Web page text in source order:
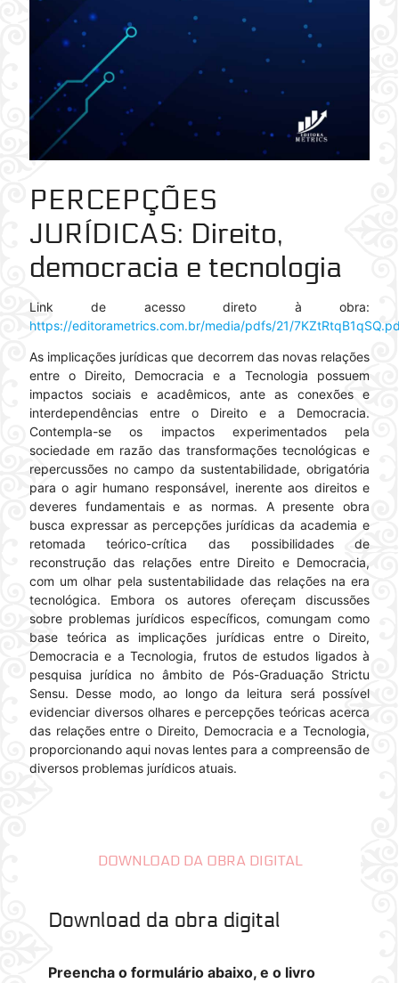
PERCEPÇÕES
JURÍDICAS: Direito,
democracia e tecnologia
Link de acesso direto à obra:
https://editorametrics.com.br/media/pdfs/21/
As implicações jurídicas que decorrem das novas relações
entre o Direito, Democracia e a Tecnologia possuem
impactos sociais e acadêmicos, ante as conexões e
interdependências entre o Direito e a Democracia.
Contempla-se os impactos experimentados pela
sociedade em razão das transformações tecnológicas e
repercussões no campo da sustentabilidade, obrigatória
para o agir humano responsável, inerente aos direitos e
deveres fundamentais e as normas. A presente obra
busca expressar as percepções jurídicas da academia e
retomada teórico-crítica das possibilidades de
reconstrução das relações entre Direito e Democracia,
com um olhar pela sustentabilidade das relações na era
tecnológica. Embora os autores ofereçam discussões
sobre problemas jurídicos específicos, comungam como
base teórica as implicações jurídicas entre o Direito,
Democracia e a Tecnologia, frutos de estudos ligados à
pesquisa jurídica no âmbito de Pós-Graduação Strictu
Sensu. Desse modo, ao longo da leitura será possível
evidenciar diversos olhares e percepções teóricas acerca
das relações entre o Direito, Democracia e a Tecnologia,
proporcionando aqui novas lentes para a compreensão de
diversos problemas jurídicos atuais.
DOWNLOAD DA OBRA DIGITAL
Download da obra digital
Preencha o formulário abaixo, e o livro